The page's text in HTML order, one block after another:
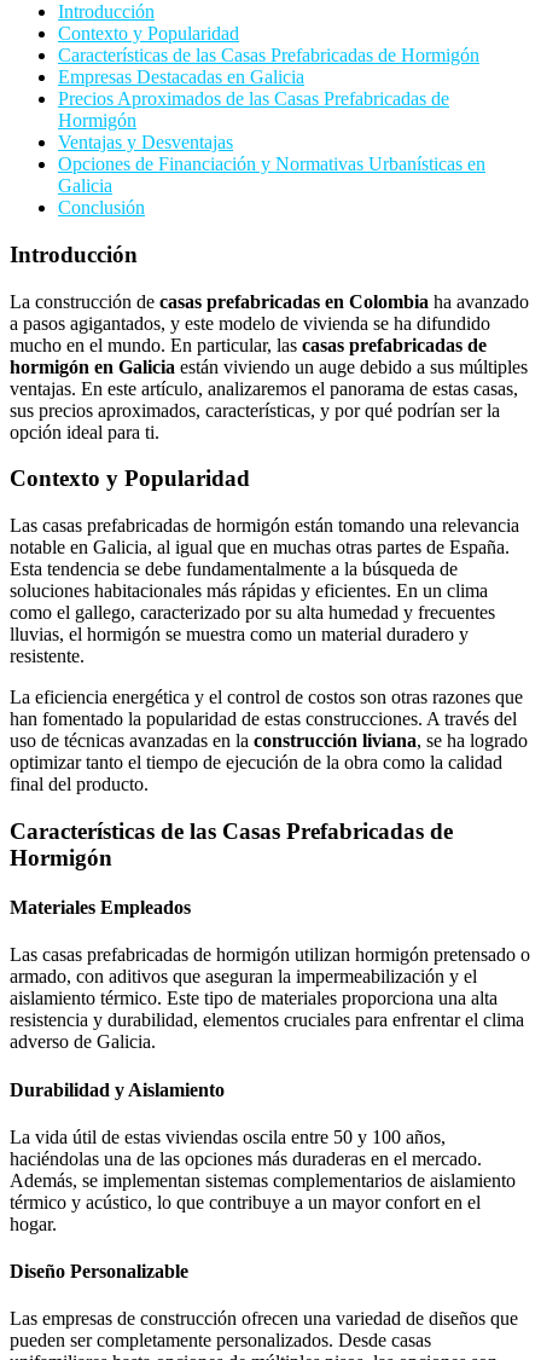
Introducción
Contexto y Popularidad
Características de las Casas Prefabricadas de Hormigón
Empresas Destacadas en Galicia
Precios Aproximados de las Casas Prefabricadas de
Hormigón
Ventajas y Desventajas
Opciones de Financiación y Normativas Urbanísticas en
Galicia
Conclusión
Introducción
La construcción de casas prefabricadas en Colombia ha avanzado
a pasos agigantados, y este modelo de vivienda se ha difundido
mucho en el mundo. En particular, las casas prefabricadas de
hormigón en Galicia están viviendo un auge debido a sus múltiples
ventajas. En este artículo, analizaremos el panorama de estas casas,
sus precios aproximados, características, y por qué podrían ser la
opción ideal para ti.
Contexto y Popularidad
Las casas prefabricadas de hormigón están tomando una relevancia
notable en Galicia, al igual que en muchas otras partes de España.
Esta tendencia se debe fundamentalmente a la búsqueda de
soluciones habitacionales más rápidas y eficientes. En un clima
como el gallego, caracterizado por su alta humedad y frecuentes
lluvias, el hormigón se muestra como un material duradero y
resistente.
La eficiencia energética y el control de costos son otras razones que
han fomentado la popularidad de estas construcciones. A través del
uso de técnicas avanzadas en la construcción liviana, se ha logrado
optimizar tanto el tiempo de ejecución de la obra como la calidad
final del producto.
Características de las Casas Prefabricadas de
Hormigón
Materiales Empleados
Las casas prefabricadas de hormigón utilizan hormigón pretensado o
armado, con aditivos que aseguran la impermeabilización y el
aislamiento térmico. Este tipo de materiales proporciona una alta
resistencia y durabilidad, elementos cruciales para enfrentar el clima
adverso de Galicia.
Durabilidad y Aislamiento
La vida útil de estas viviendas oscila entre 50 y 100 años,
haciéndolas una de las opciones más duraderas en el mercado.
Además, se implementan sistemas complementarios de aislamiento
térmico y acústico, lo que contribuye a un mayor confort en el
hogar.
Diseño Personalizable
Las empresas de construcción ofrecen una variedad de diseños que
pueden ser completamente personalizados. Desde casas